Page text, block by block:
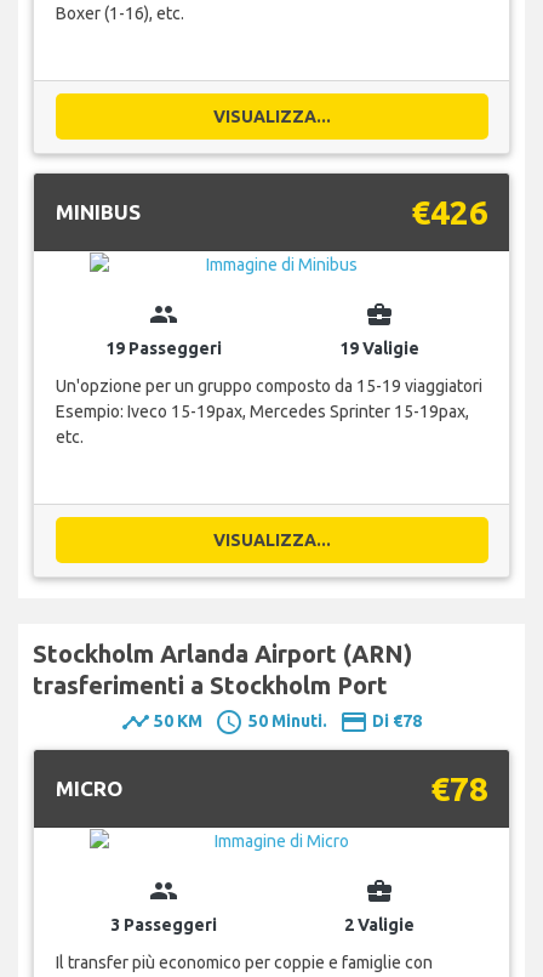
Boxer (1-16), etc.
VISUALIZZA...
MINIBUS €426
group
19 Passeggeri
business_center
19 Valigie
Un'opzione per un gruppo composto da 15-19 viaggiatori
Esempio: Iveco 15-19pax, Mercedes Sprinter 15-19pax,
etc.
VISUALIZZA...
Stockholm Arlanda Airport (ARN)
trasferimenti a Stockholm Port
timeline 50 KM schedule 50 Minuti. payment Di €78
MICRO €78
group
3 Passeggeri
business_center
2 Valigie
Il transfer più economico per coppie e famiglie con